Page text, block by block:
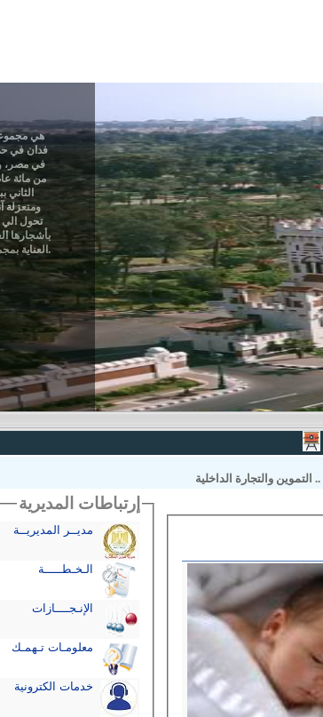
.. التموين والتجارة الداخلية
إرتباطات المديرية
مديــر المديريــة
الـخـطـــــة
الإنـجــــازات
معلومـات تـهمـك
خدمات الكترونية